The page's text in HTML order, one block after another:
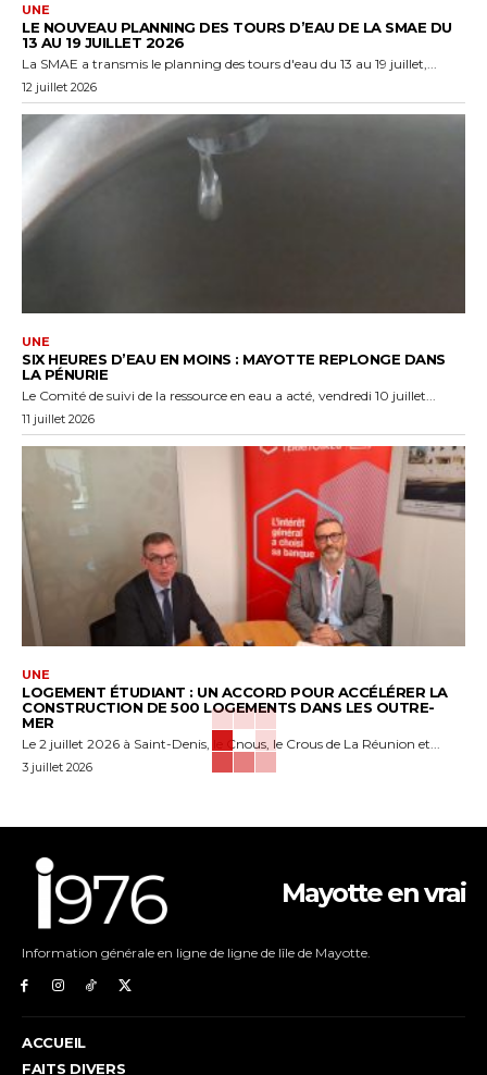
UNE
LE NOUVEAU PLANNING DES TOURS D’EAU DE LA SMAE DU
13 AU 19 JUILLET 2026
La SMAE a transmis le planning des tours d'eau du 13 au 19 juillet,...
12 juillet 2026
UNE
SIX HEURES D’EAU EN MOINS : MAYOTTE REPLONGE DANS
LA PÉNURIE
Le Comité de suivi de la ressource en eau a acté, vendredi 10 juillet...
11 juillet 2026
UNE
LOGEMENT ÉTUDIANT : UN ACCORD POUR ACCÉLÉRER LA
CONSTRUCTION DE 500 LOGEMENTS DANS LES OUTRE-
MER
Le 2 juillet 2026 à Saint-Denis, le Cnous, le Crous de La Réunion et...
3 juillet 2026